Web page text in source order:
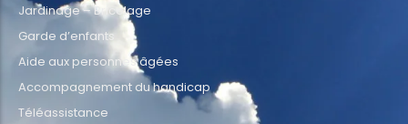
Jardinage – Bricolage
Garde d’enfants
Aide aux personnes âgées
Accompagnement du handicap
Téléassistance